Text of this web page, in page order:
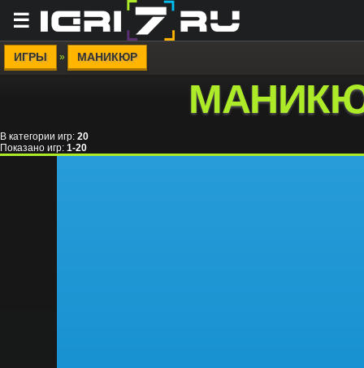
☰
ИГРЫ » МАНИКЮР
В категории игр: 20
Показано игр: 1-20